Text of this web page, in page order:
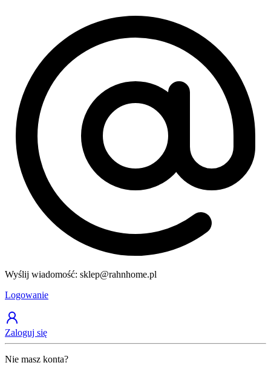
Wyślij wiadomość: sklep@rahnhome.pl
Logowanie
Zaloguj się
Nie masz konta?